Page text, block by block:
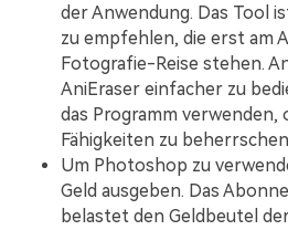
der Anwendung. Das Tool
zu empfehlen, die erst am
Fotografie-Reise stehen.
AniEraser einfacher zu
das Programm verwenden,
Fähigkeiten zu
Um Photoshop zu
Geld ausgeben. Das
belastet den Geldbeutel